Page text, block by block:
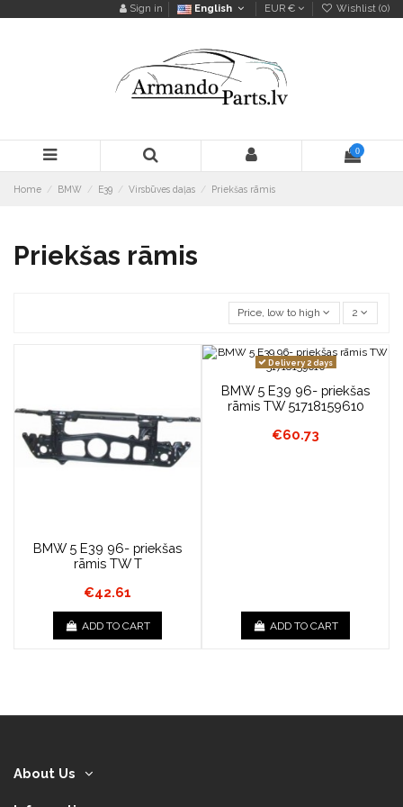
Sign in English EUR € Wishlist (0)
0
Home BMW E39 Virsbūves daļas Priekšas rāmis
Priekšas rāmis
Price, low to high 2
BMW 5 E39 96- priekšas
rāmis TW T
€42.61
ADD TO CART
Delivery 2 days
BMW 5 E39 96- priekšas
rāmis TW 51718159610
€60.73
ADD TO CART
About Us